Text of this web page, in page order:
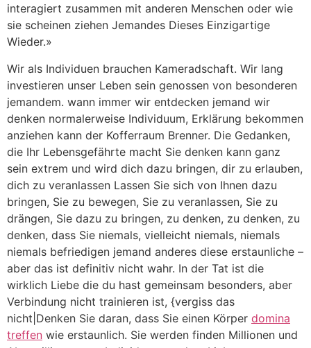
interagiert zusammen mit anderen Menschen oder wie
sie scheinen ziehen Jemandes Dieses Einzigartige
Wieder.»
Wir als Individuen brauchen Kameradschaft. Wir lang
investieren unser Leben sein genossen von besonderen
jemandem. wann immer wir entdecken jemand wir
denken normalerweise Individuum, Erklärung bekommen
anziehen kann der Kofferraum Brenner. Die Gedanken,
die Ihr Lebensgefährte macht Sie denken kann ganz
sein extrem und wird dich dazu bringen, dir zu erlauben,
dich zu veranlassen Lassen Sie sich von Ihnen dazu
bringen, Sie zu bewegen, Sie zu veranlassen, Sie zu
drängen, Sie dazu zu bringen, zu denken, zu denken, zu
denken, dass Sie niemals, vielleicht niemals, niemals
niemals befriedigen jemand anderes diese erstaunliche –
aber das ist definitiv nicht wahr. In der Tat ist die
wirklich Liebe die du hast gemeinsam besonders, aber
Verbindung nicht trainieren ist, {vergiss das
nicht|Denken Sie daran, dass Sie einen Körper domina
treffen wie erstaunlich. Sie werden finden Millionen und